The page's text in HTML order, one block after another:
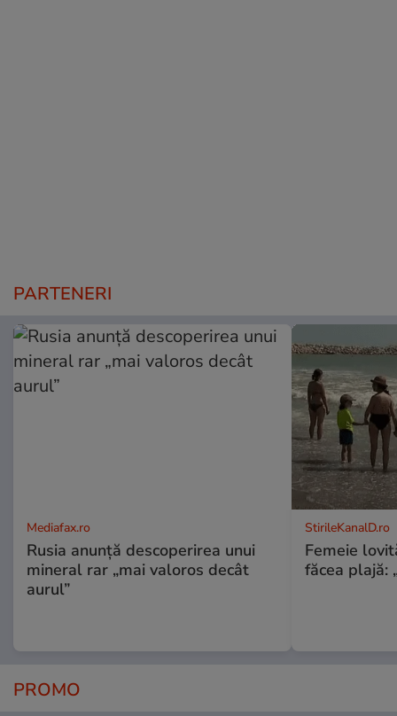
PARTENERI
Mediafax.ro
Rusia anunță descoperirea unui
mineral rar „mai valoros decât
aurul”
StirileKanalD.ro
Femeie
făcea plajă:
PROMO